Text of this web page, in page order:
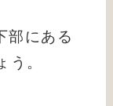
にある
う。